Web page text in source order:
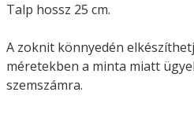
Talp hossz 25 cm.
A zoknit könnyedén
méretekben a minta miatt
szemszámra.